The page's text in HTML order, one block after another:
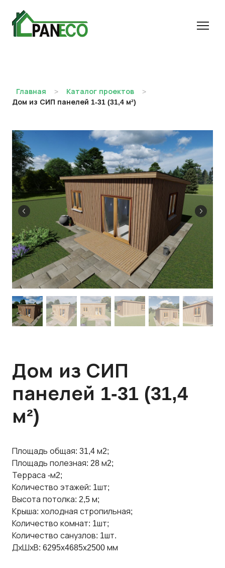
Главная
Каталог проектов
Дом из СИП панелей 1-31 (31,4 м²)
Дом из СИП
панелей 1-31 (31,4
м²)
Площадь общая: 31,4 м2;
Площадь полезная: 28 м2;
Терраса -м2;
Количество этажей: 1шт;
Высота потолка: 2,5 м;
Крыша: холодная стропильная;
Количество комнат: 1шт;
Количество санузлов: 1шт.
ДхШхВ: 6295x4685x2500 мм